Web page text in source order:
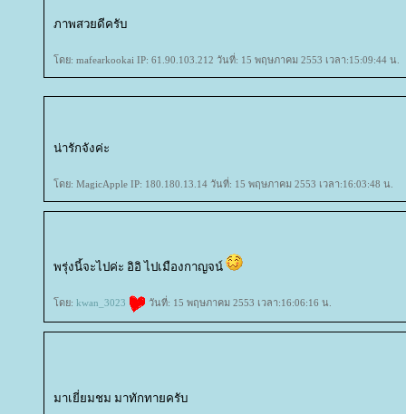
ภาพสวยดีครับ
ดย: mafearkookai IP: 61.90.103.212 วันที่: 15 พฤษภาคม 2553 เวลา:15:09:44 น.
น่ารักจังค่ะ
ดย: MagicApple IP: 180.180.13.14 วันที่: 15 พฤษภาคม 2553 เวลา:16:03:48 น.
พรุ่งนี้จะไปค่ะ อิอิ ไปเมืองกาญจน์
ดย: kwan_3023 วันที่: 15 พฤษภาคม 2553 เวลา:16:06:16 น.
มาเยี่ยมชม มาทักทายครับ